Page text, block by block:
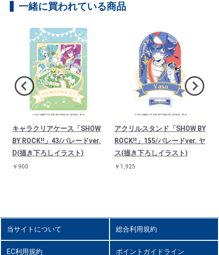
一緒に買われている商品
キャラクリアケース「SHOW
BY ROCK!!」43/パレードver.
D(描き下ろしイラスト)
￥900
アクリルスタンド「SHOW BY
ROCK!!」155/パレードver. ヤ
ス(描き下ろしイラスト)
￥1,925
当サイトについて 総合利用規約
EC利用規約 ポイントガイドライン